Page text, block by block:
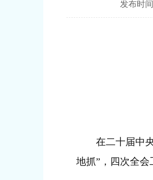
发布时
在二十届中央
地抓”，四次全会